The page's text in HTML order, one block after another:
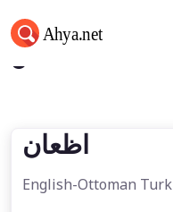
اظعان
اظعان